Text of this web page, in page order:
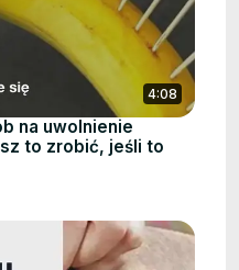
4:08
na uwolnienie
to zrobić, jeśli to